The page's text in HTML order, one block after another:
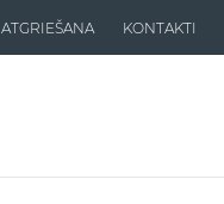
ATGRIEŠANA KONTAKTI